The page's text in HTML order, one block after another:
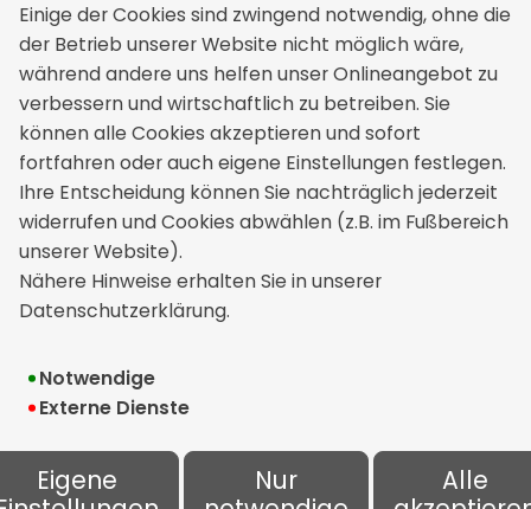
Einige der Cookies sind zwingend notwendig, ohne die
der Betrieb unserer Website nicht möglich wäre,
während andere uns helfen unser Onlineangebot zu
verbessern und wirtschaftlich zu betreiben. Sie
können alle Cookies akzeptieren und sofort
fortfahren oder auch eigene Einstellungen festlegen.
Ihre Entscheidung können Sie nachträglich jederzeit
widerrufen und Cookies abwählen (z.B. im Fußbereich
unserer Website).
Nähere Hinweise erhalten Sie in unserer
Datenschutzerklärung.
Notwendige
Externe Dienste
Eigene
Nur
Alle
WVM Weller Versicherungsmakler
GmbH & Co. KG
Rathausplatz 6
71566 Althütte
+49 7183 428900
service[at]weller-versicherungen.de
Rechtliches
Impressum
Erstinformation
Datenschutz
Bildnachweise